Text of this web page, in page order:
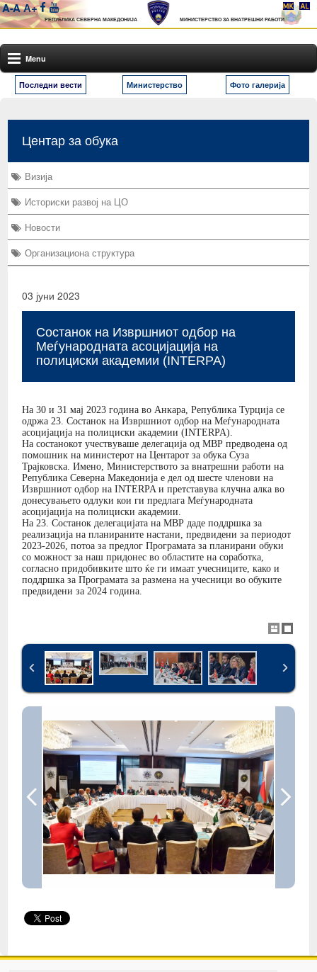
A-AА+
РЕПУБЛИКА СЕВЕРНА МАКЕДОНИЈА МИНИСТЕРСТВО ЗА ВНАТРЕШНИ РАБОТИ
Menu
Последни вести Министерство Фото галерија
Центар за обука
Визија
Историски развој на ЦО
Новости
Организациона структура
03 јуни 2023
Состанок на Извршниот одбор на
Меѓународната асоцијација на
полициски академии (INTERPA)
На 30 и 31 мај 2023 година во Анкара, Република Турција се
одржа 23. Состанок на Извршниот одбор на Меѓународната
асоцијација на полициски академии (INTERPA).
На состанокот учествуваше делегација од МВР предводена од
помошник на министерот на Центарот за обука Суза
Трајковска. Имено, Министерството за внатрешни работи на
Република Северна Македонија е дел од шесте членови на
Извршниот одбор на INTERPA и претставува клучна алка во
донесувањето одлуки кои ги предлага Меѓународната
асоцијација на полициски академии.
На 23. Состанок делегацијата на МВР даде поддршка за
реализација на планираните настани, предвидени за периодот
2023-2026, потоа за предлог Програмата за планирани обуки
со можност за наш придонес во областите на соработка,
согласно придобивките што ќе ги имаат учесниците, како и
поддршка за Програмата за размена на учесници во обуките
предвидени за 2024 година.